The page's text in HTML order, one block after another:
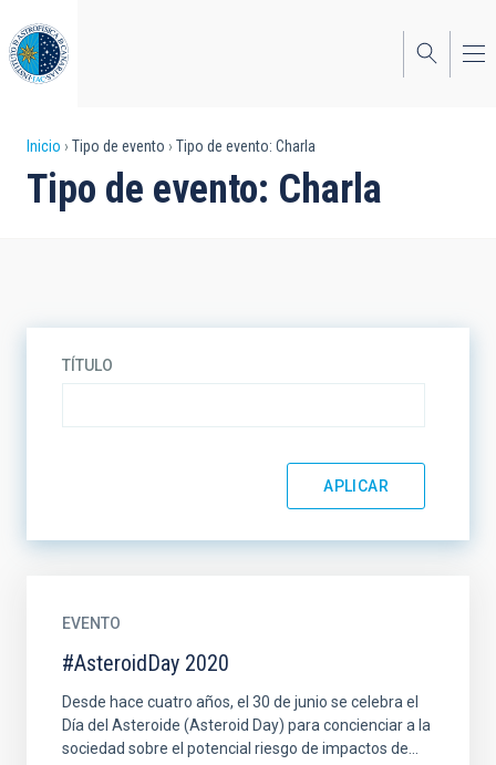
al
contenido
principal
Sobrescribir
enlaces
navegación
Inicio Tipo de evento Tipo de evento: Charla
Tipo de evento: Charla
TÍTULO
EVENTO
#AsteroidDay 2020
Desde hace cuatro años, el 30 de junio se celebra el
Día del Asteroide (Asteroid Day) para concienciar a la
sociedad sobre el potencial riesgo de impactos de...